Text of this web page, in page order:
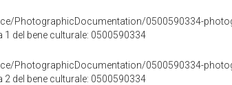
PhotographicDocumentation/0500590334-
del bene culturale: 0500590334
PhotographicDocumentation/0500590334-
del bene culturale: 0500590334